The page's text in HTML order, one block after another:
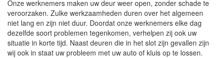
Onze werknemers maken uw deur weer open, zonder schade te
veroorzaken. Zulke werkzaamheden duren over het algemeen
niet lang en zijn niet duur. Doordat onze werknemers elke dag
dezelfde soort problemen tegenkomen, verhelpen zij ook uw
situatie in korte tijd. Naast deuren die in het slot zijn gevallen zijn
wij ook in staat uw probleem met uw auto of kluis op te lossen.